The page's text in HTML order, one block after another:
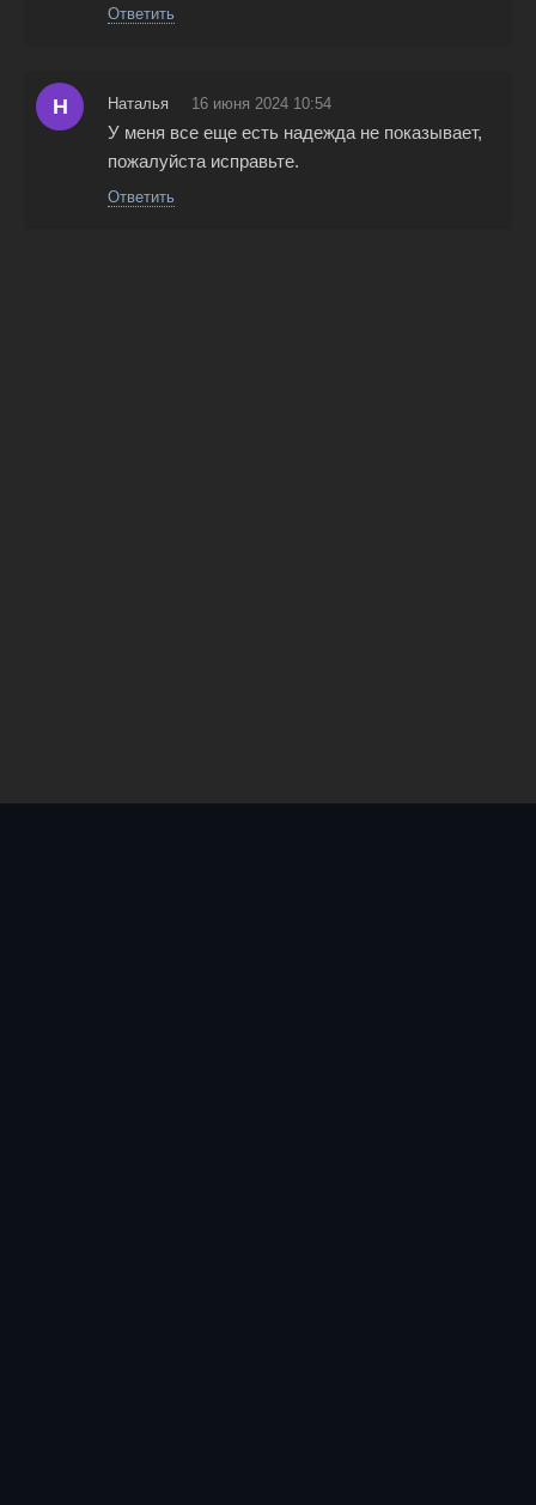
Ответить
Н Наталья 16 июня 2024 10:54
У меня все еще есть надежда не показывает,
пожалуйста исправьте.
Ответить